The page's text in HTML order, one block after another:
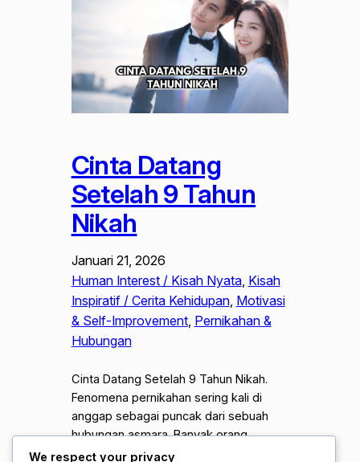
Cinta Datang
Setelah 9 Tahun
Nikah
Januari 21, 2026
Human Interest / Kisah Nyata, Kisah
Inspiratif / Cerita Kehidupan, Motivasi
& Self-Improvement, Pernikahan &
Hubungan
Cinta Datang Setelah 9 Tahun Nikah.
Fenomena pernikahan sering kali di
anggap sebagai puncak dari sebuah
hubungan asmara. Banyak orang
percaya bahwa cinta harus menjadi
We respect your privacy